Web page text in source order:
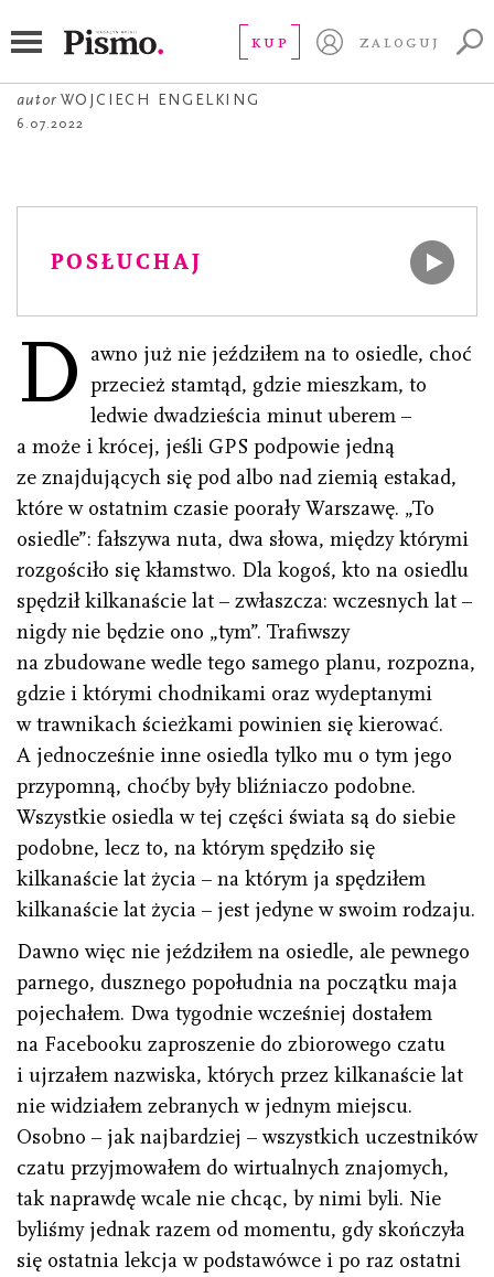
KUP ZALOGUJ
Spotkanie klasowe
autor WOJCIECH ENGELKING
6.07.2022
POSŁUCHAJ
D awno już nie jeździłem na to osiedle, choć
przecież stamtąd, gdzie mieszkam, to
ledwie dwadzieścia minut uberem –
a może i krócej, jeśli GPS podpowie jedną
ze znajdujących się pod albo nad ziemią estakad,
które w ostatnim czasie poorały Warszawę. „To
osiedle”: fałszywa nuta, dwa słowa, między którymi
rozgościło się kłamstwo. Dla kogoś, kto na osiedlu
spędził kilkanaście lat – zwłaszcza: wczesnych lat –
nigdy nie będzie ono „tym”. Trafiwszy
na zbudowane wedle tego samego planu, rozpozna,
gdzie i którymi chodnikami oraz wydeptanymi
w trawnikach ścieżkami powinien się kierować.
A jednocześnie inne osiedla tylko mu o tym jego
przypomną, choćby były bliźniaczo podobne.
Wszystkie osiedla w tej części świata są do siebie
podobne, lecz to, na którym spędziło się
kilkanaście lat życia – na którym ja spędziłem
kilkanaście lat życia – jest jedyne w swoim rodzaju.
Dawno więc nie jeździłem na osiedle, ale pewnego
parnego, dusznego popołudnia na początku maja
pojechałem. Dwa tygodnie wcześniej dostałem
na Facebooku zaproszenie do zbiorowego czatu
i ujrzałem nazwiska, których przez kilkanaście lat
nie widziałem zebranych w jednym miejscu.
Osobno – jak najbardziej – wszystkich uczestników
czatu przyjmowałem do wirtualnych znajomych,
tak naprawdę wcale nie chcąc, by nimi byli. Nie
byliśmy jednak razem od momentu, gdy skończyła
się ostatnia lekcja w podstawówce i po raz ostatni